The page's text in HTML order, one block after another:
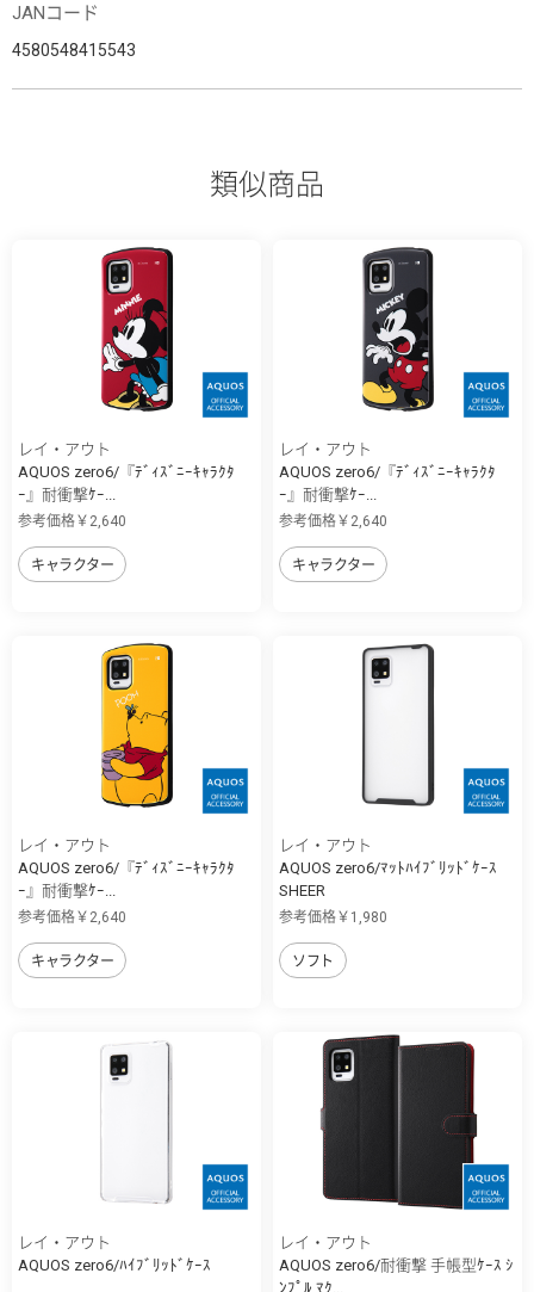
JANコード
4580548415543
類似商品
レイ・アウト
AQUOS zero6/『ﾃﾞｨｽﾞﾆｰｷｬﾗｸﾀ
ｰ』耐衝撃ｹｰ...
参考価格￥2,640
キャラクター
レイ・アウト
AQUOS zero6/『ﾃﾞｨｽﾞﾆｰｷｬﾗｸﾀ
ｰ』耐衝撃ｹｰ...
参考価格￥2,640
キャラクター
レイ・アウト
AQUOS zero6/『ﾃﾞｨｽﾞﾆｰｷｬﾗｸﾀ
ｰ』耐衝撃ｹｰ...
参考価格￥2,640
キャラクター
レイ・アウト
AQUOS zero6/ﾏｯﾄﾊｲﾌﾞﾘｯﾄﾞｹｰｽ
SHEER
参考価格￥1,980
ソフト
レイ・アウト
AQUOS zero6/ﾊｲﾌﾞﾘｯﾄﾞｹｰｽ
レイ・アウト
AQUOS zero6/耐衝撃 手帳型ｹｰｽ ｼ
ﾝﾌﾟﾙ ﾏｸ...